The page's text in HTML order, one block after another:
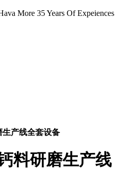
More 35 Years Of Expeiences
产线全套设备
料研磨生产线